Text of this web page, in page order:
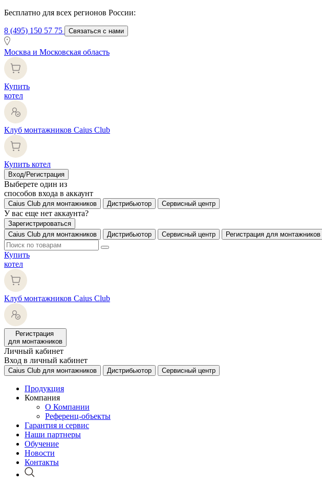
Бесплатно для всех регионов России:
8 (495) 150 57 75 Связаться с нами
Москва и Московская область
Купить
котел
Клуб монтажников Caius Club
Купить котел
Вход/Регистрация
Выберете один из
способов входа в аккаунт
Caius Club для монтажников Дистрибьютор Сервисный центр
У вас еще нет аккаунта?
Зарегистрироваться
Caius Club для монтажников
Дистрибьютор Сервисный центр Регистрация для монтажников
Купить
котел
Клуб монтажников Caius Club
Регистрация
для монтажников
Личный кабинет
Вход в личный кабинет
Caius Club для монтажников Дистрибьютор Сервисный центр
Продукция
Компания
О Компании
Референц-объекты
Гарантия и сервис
Наши партнеры
Обучение
Новости
Контакты